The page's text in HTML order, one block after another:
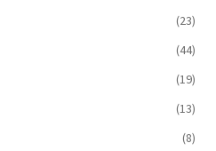
(23)
(44)
(19)
(13)
(8)